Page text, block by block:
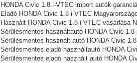
HONDA Civic 1.8 i-VTEC import autók
Eladó HONDA Civic 1.8 i-VTEC
Használt HONDA Civic 1.8 i-VTEC vásárlása
Sérülésmentes használtautó HONDA Civic
Sérülésmentes használt autó HONDA Civic
Sérülésmentes eladó használtautó HONDA
Sérülésmentes eladó használt autó HONDA